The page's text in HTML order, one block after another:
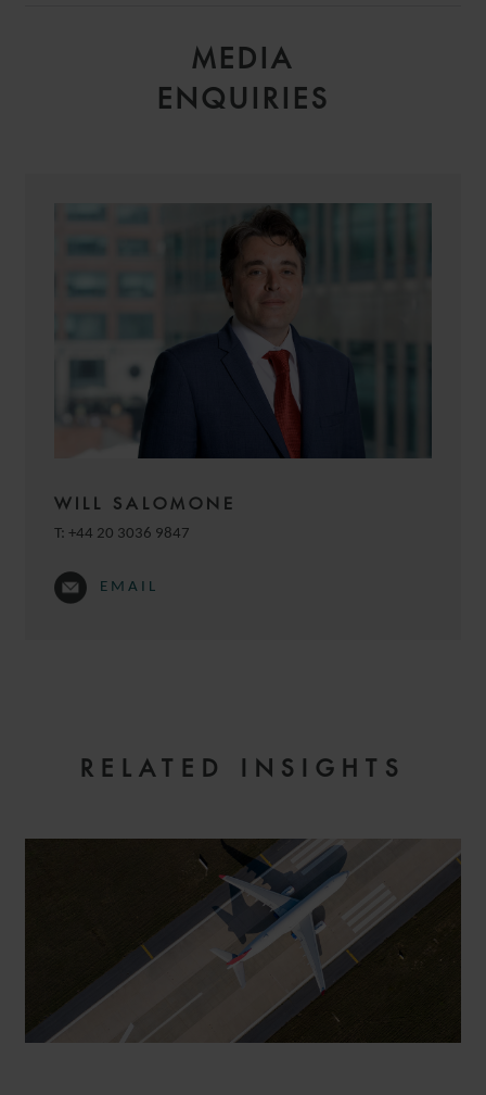
MEDIA
ENQUIRIES
WILL SALOMONE
T: +44 20 3036 9847
EMAIL
RELATED INSIGHTS